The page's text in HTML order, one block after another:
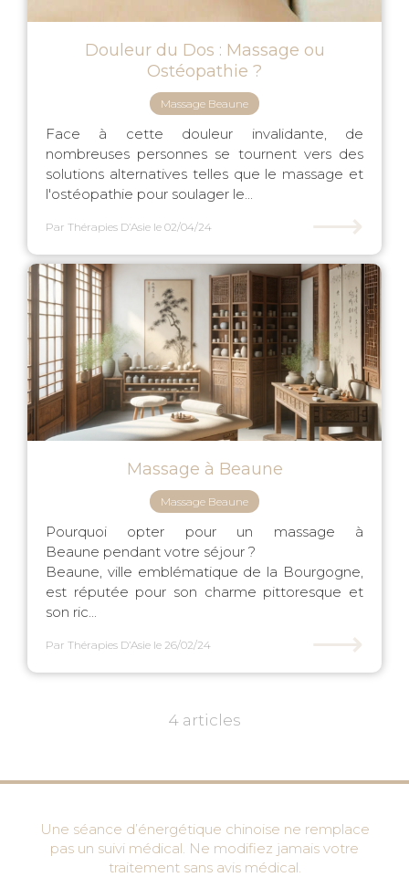
Douleur du Dos : Massage ou
Ostéopathie ?
Massage Beaune
Face à cette douleur invalidante, de
nombreuses personnes se tournent vers des
solutions alternatives telles que le massage et
l'ostéopathie pour soulager le...
Par Thérapies D’Asie le 02/04/24 ⟶
Massage à Beaune
Massage Beaune
Pourquoi opter pour un massage à
Beaune pendant votre séjour ?
Beaune, ville emblématique de la Bourgogne,
est réputée pour son charme pittoresque et
son ric...
Par Thérapies D’Asie le 26/02/24 ⟶
4 articles
Une séance d’énergétique chinoise ne remplace
pas un suivi médical. Ne modifiez jamais votre
traitement sans avis médical.